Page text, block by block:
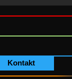
Kontakt